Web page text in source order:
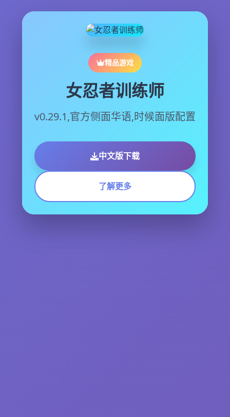
精品游戏
女忍者训练师
v0.29.1,官方侧面华语,时候面版配置
中文版下载
了解更多